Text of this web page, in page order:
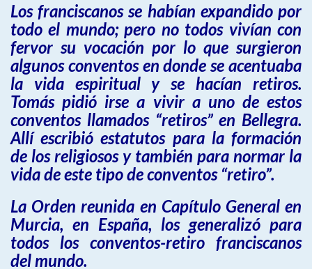
Los franciscanos se habían expandido por
todo el mundo; pero no todos vivían con
fervor su vocación por lo que surgieron
algunos conventos en donde se acentuaba
la vida espiritual y se hacían retiros.
Tomás pidió irse a vivir a uno de estos
conventos llamados “retiros” en Bellegra.
Allí escribió estatutos para la formación
de los religiosos y también para normar la
vida de este tipo de conventos “retiro”.
La Orden reunida en Capítulo General en
Murcia, en España, los generalizó para
todos los conventos-retiro franciscanos
del mundo.